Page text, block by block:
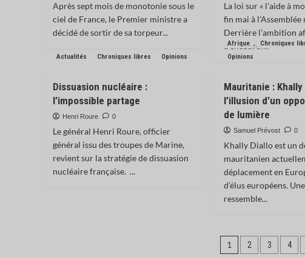
Après sept mois de monotonie sous le
ciel de France, le Premier ministre a
décidé de sortir de sa torpeur...
La loi sur « l'aide à
fin mai à l'Assemblée
Derrière l’ambition
d’encadrer...
Actualités Chroniques libres Opinions
Dissuasion nucléaire :
l’impossible partage
Henri Roure 0
Le général Henri Roure, officier
général issu des troupes de Marine,
revient sur la stratégie de dissuasion
nucléaire française. ...
Afrique Chroniques
Opinions
Mauritanie : Khally
l’illusion d’un
de lumière
Samuel Prévost 0
Khally Diallo est un
mauritanien
déplacement en
d’élus européens.
ressemble...
Pagination
1 2 3 4